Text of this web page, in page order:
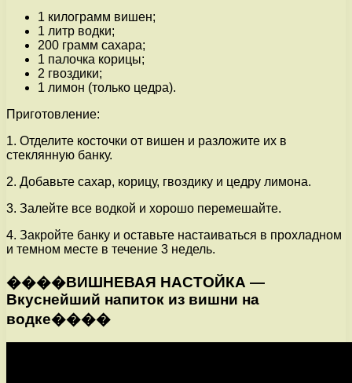
1 килограмм вишен;
1 литр водки;
200 грамм сахара;
1 палочка корицы;
2 гвоздики;
1 лимон (только цедра).
Приготовление:
1. Отделите косточки от вишен и разложите их в
стеклянную банку.
2. Добавьте сахар, корицу, гвоздику и цедру лимона.
3. Залейте все водкой и хорошо перемешайте.
4. Закройте банку и оставьте настаиваться в прохладном
и темном месте в течение 3 недель.
����ВИШНЕВАЯ НАСТОЙКА —
Вкуснейший напиток из вишни на
водке����